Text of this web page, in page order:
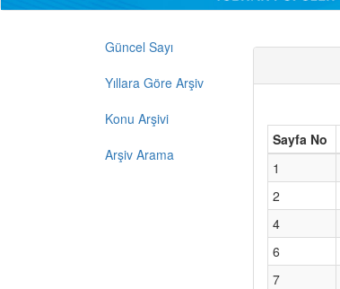
Güncel Sayı
Yıllara Göre Arşiv
Konu Arşivi
Arşiv Arama
Sayfa No
1
2
4
6
7